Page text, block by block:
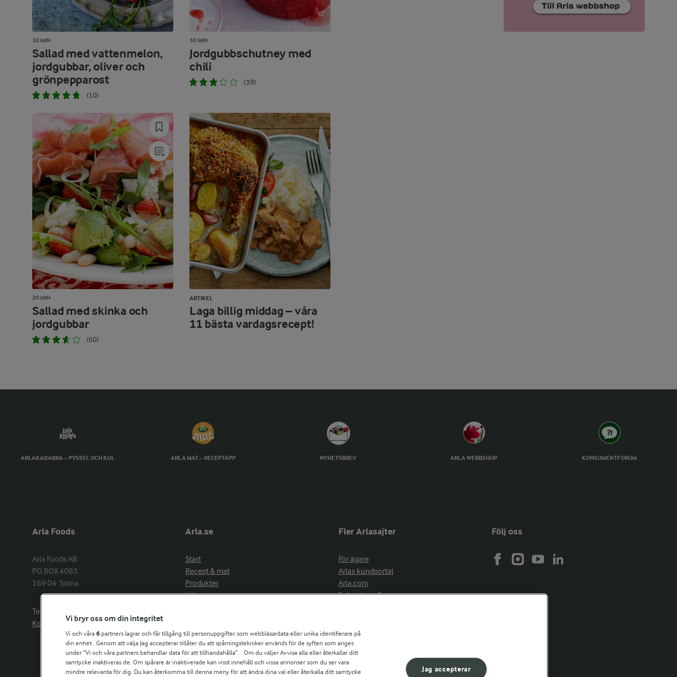
30 MIN
Sallad med vattenmelon,
jordgubbar, oliver och
grönpepparost
(10)
30 MIN
Jordgubbschutney med
chili
(39)
20 MIN
Sallad med skinka och
jordgubbar
(60)
ARTIKEL
Laga billig middag – våra
11 bästa vardagsrecept!
ARLAKADABRA – PYSSEL OCH KUL ARLA MAT – RECEPTAPP NYHETSBREV ARLA WEBBSHOP KONSUMENTFORUM
Arla Foods
Arla Foods AB
PO BOX 4083
169 04  Solna
Telefon:
Kontakta oss
Arla.se
Start
Recept & mat
Produkter
Hälsa
Aktuellt
Om Arla
Nyheter & press
Jobb & karriär
Fler Arlasajter
För ägare
Arlas kundportal
Arla.com
Falbygdens Ost
Följ oss
Vi bryr oss om din integritet
Vi och våra 6 partners lagrar och får tillgång till personuppgifter som webbläsardata eller unika identifierare på
din enhet . Genom att välja Jag accepterar tillåter du att spårningstekniker används för de syften som anges
under ”Vi och våra partners behandlar data för att tillhandahålla”. . Om du väljer Avvisa alla eller återkallar ditt
samtycke inaktiveras de. Om spårare är inaktiverade kan visst innehåll och vissa annonser som du ser vara
mindre relevanta för dig. Du kan återkomma till denna meny för att ändra dina val eller återkalla ditt samtycke
Jag accepterar